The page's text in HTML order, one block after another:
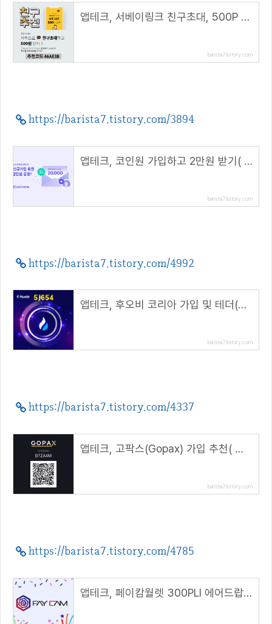
앱테크, 서베이링크 친구초대, 500P 지급 ( 추천코드 : 46AE3B )
barista7.tistory.com
https://barista7.tistory.com/3894
앱테크, 코인원 가입하고 2만원 받기( 초대 코드 : NF9R9XJV )
barista7.tistory.com
https://barista7.tistory.com/4992
앱테크, 후오비 코리아 가입 및 테더(USDT) 마켓 거래 방법( 초대 코드 : 5j654 )
barista7.tistory.com
https://barista7.tistory.com/4337
앱테크, 고팍스(Gopax) 가입 추천( 추천코드 : B7ZA4M )
barista7.tistory.com
https://barista7.tistory.com/4785
앱테크, 페이캄월렛 300PLI 에어드랍 이벤트( 추천코드 : 1suMyLDRl )